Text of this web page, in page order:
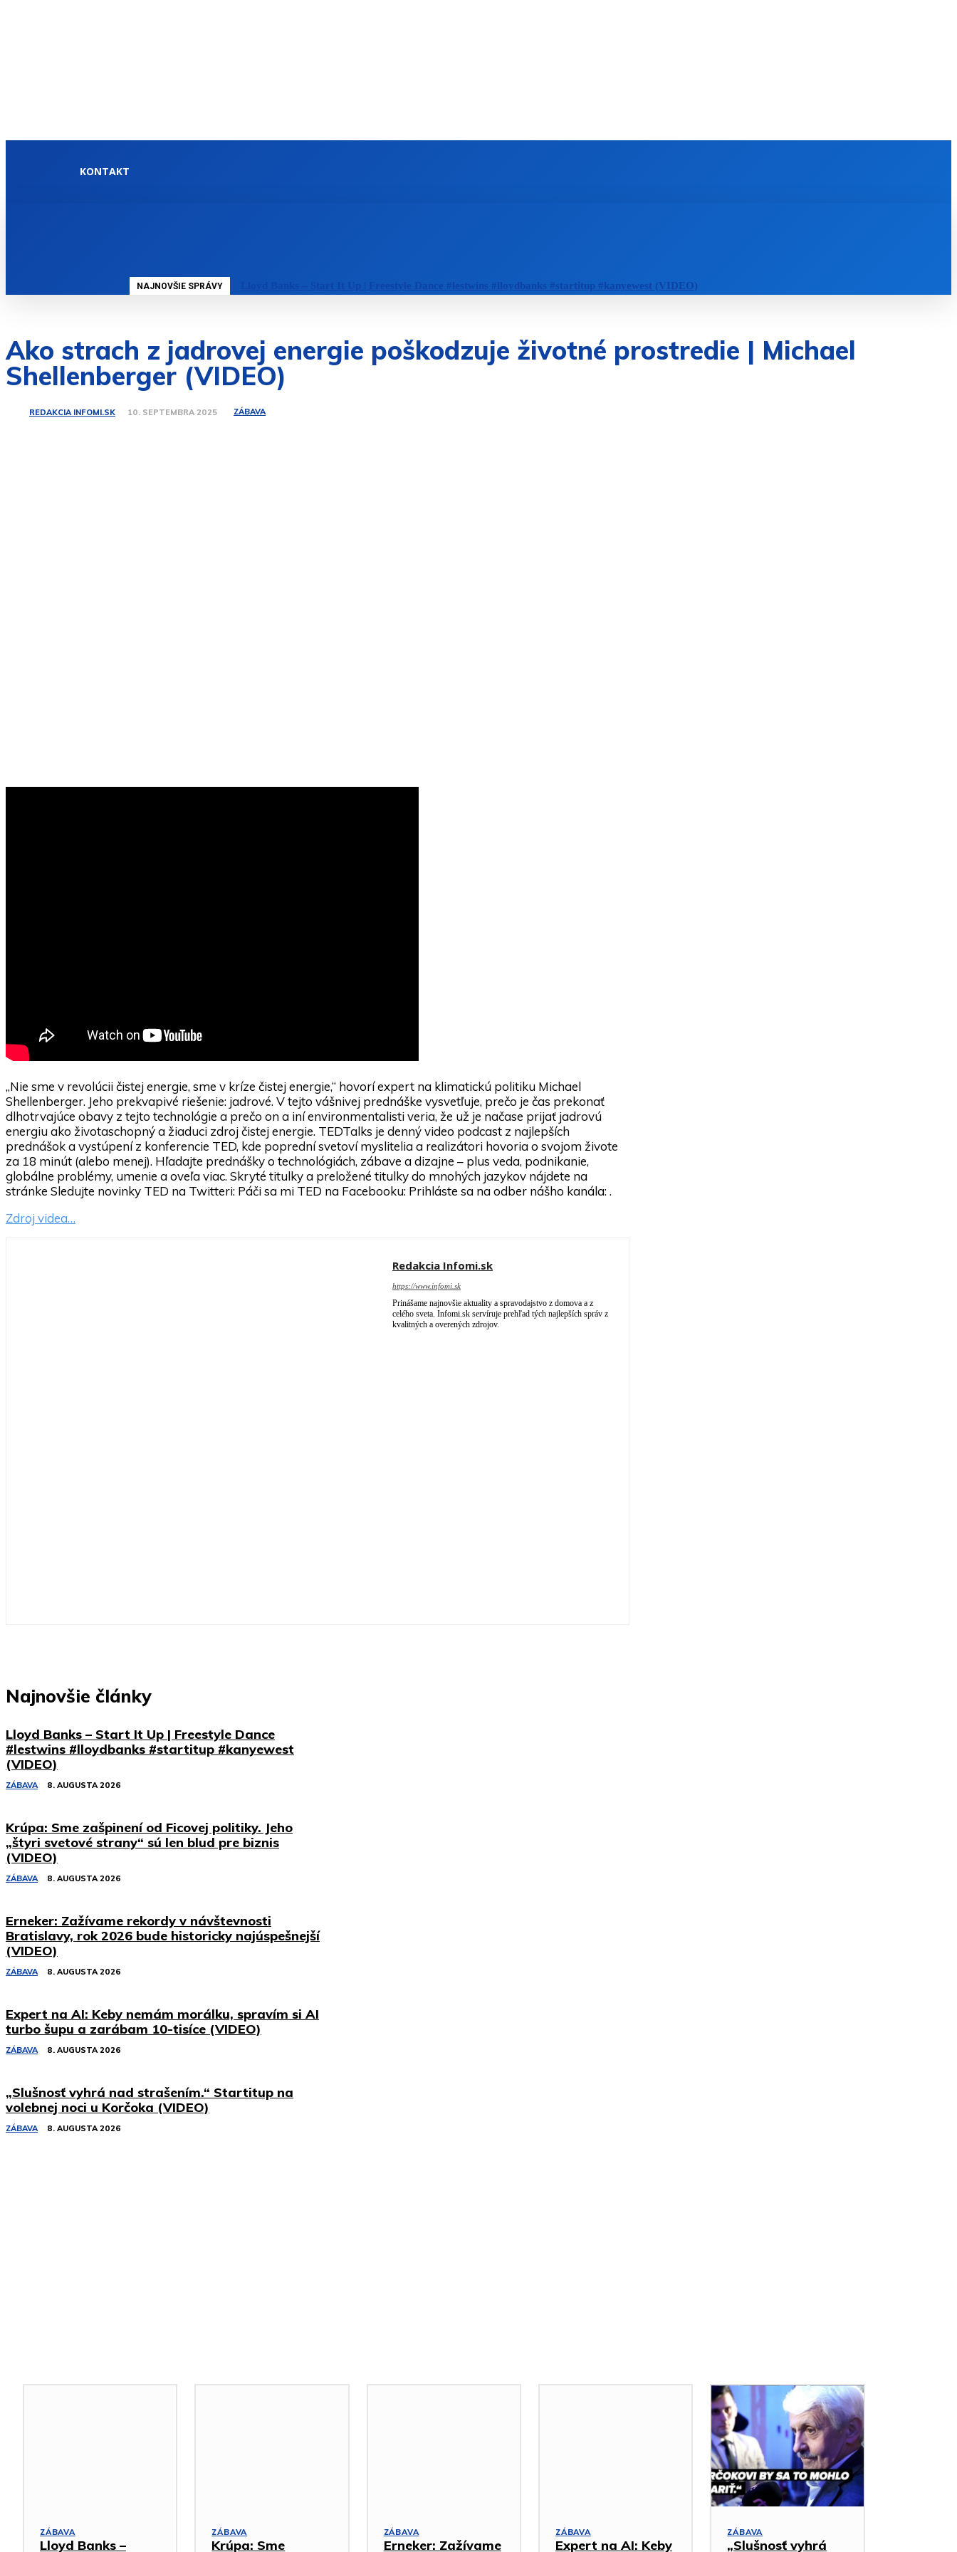
KONTAKT
NAJNOVŠIE SPRÁVY Lloyd Banks – Start It Up | Freestyle Dance #lestwins #lloydbanks #startitup #kanyewest (VIDEO)
Ako strach z jadrovej energie poškodzuje životné prostredie | Michael
Shellenberger (VIDEO)
REDAKCIA INFOMI.SK 10. SEPTEMBRA 2025 ZÁBAVA
„Nie sme v revolúcii čistej energie, sme v kríze čistej energie,“ hovorí expert na klimatickú politiku Michael
Shellenberger. Jeho prekvapivé riešenie: jadrové. V tejto vášnivej prednáške vysvetľuje, prečo je čas prekonať
dlhotrvajúce obavy z tejto technológie a prečo on a iní environmentalisti veria, že už je načase prijať jadrovú
energiu ako životaschopný a žiaduci zdroj čistej energie. TEDTalks je denný video podcast z najlepších
prednášok a vystúpení z konferencie TED, kde poprední svetoví myslitelia a realizátori hovoria o svojom živote
za 18 minút (alebo menej). Hľadajte prednášky o technológiách, zábave a dizajne – plus veda, podnikanie,
globálne problémy, umenie a oveľa viac. Skryté titulky a preložené titulky do mnohých jazykov nájdete na
stránke Sledujte novinky TED na Twitteri: Páči sa mi TED na Facebooku: Prihláste sa na odber nášho kanála: .
Zdroj videa…
Redakcia Infomi.sk
https://www.infomi.sk
Prinášame najnovšie aktuality a spravodajstvo z domova a z
celého sveta. Infomi.sk servíruje prehľad tých najlepších správ z
kvalitných a overených zdrojov.
Najnovšie články
Lloyd Banks – Start It Up | Freestyle Dance
#lestwins #lloydbanks #startitup #kanyewest
(VIDEO)
ZÁBAVA 8. AUGUSTA 2026
Krúpa: Sme zašpinení od Ficovej politiky. Jeho
„štyri svetové strany“ sú len blud pre biznis
(VIDEO)
ZÁBAVA 8. AUGUSTA 2026
Erneker: Zažívame rekordy v návštevnosti
Bratislavy, rok 2026 bude historicky najúspešnejší
(VIDEO)
ZÁBAVA 8. AUGUSTA 2026
Expert na AI: Keby nemám morálku, spravím si AI
turbo šupu a zarábam 10-tisíce (VIDEO)
ZÁBAVA 8. AUGUSTA 2026
„Slušnosť vyhrá nad strašením.“ Startitup na
volebnej noci u Korčoka (VIDEO)
ZÁBAVA 8. AUGUSTA 2026
ZÁBAVA
Lloyd Banks –
ZÁBAVA
Krúpa: Sme
ZÁBAVA
Erneker: Zažívame
ZÁBAVA
Expert na AI: Keby
ZÁBAVA
„Slušnosť vyhrá